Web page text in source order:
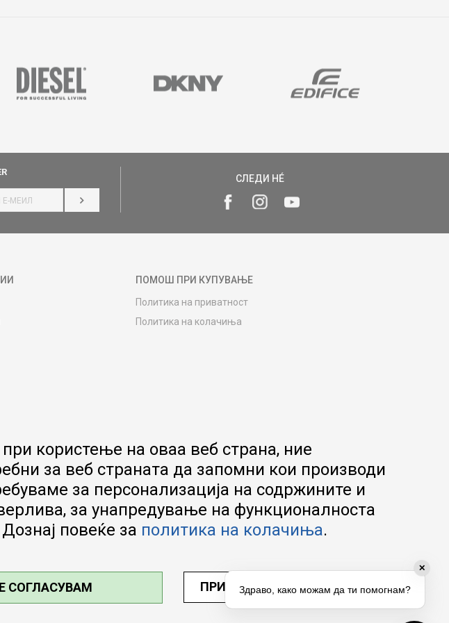
НАЈАВИ СЕ
СЛЕДИ НÉ
производ
ПОМОШ ПРИ КУПУВАЊЕ
Политика на приватност
Политика на колачиња
Product Finder
FAQs
користење на оваа веб страна, ние
за веб страната да запомни кои производи
за персонализација на содржините и
за унапредување на функционалноста
повеќе за политика на колачиња.
ПРИЛАГОДИ ПОСТАВУВАЊА
СОГЛАСУВАМ
✕
Здраво, како можам да ти помогнам?